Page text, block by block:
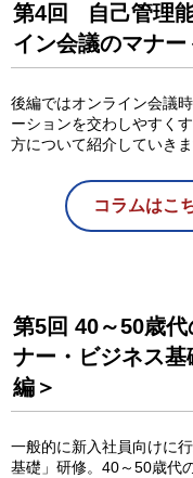
第4回 自己管理
イン会議のマナー
後編ではオンライン会議
ーションを交わしやすく
方について紹介していきま
コラムはこ
第5回 40～50歳
ナー・ビジネス
編＞
一般的に新入社員向けに
基礎」研修。40～50歳代